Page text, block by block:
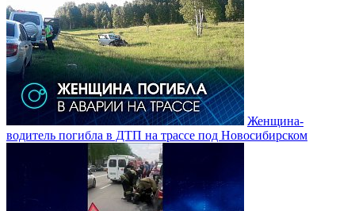
Женщина-
водитель погибла в ДТП на трассе под Новосибирском